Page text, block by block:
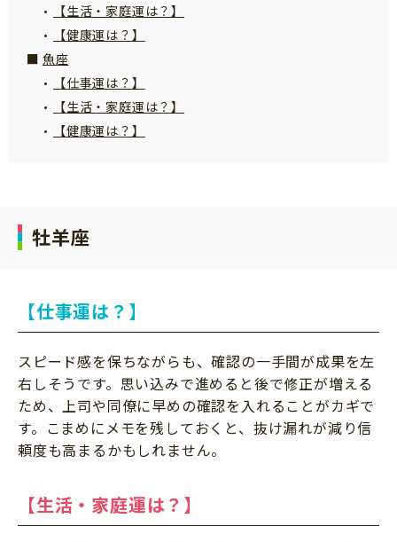
【生活・家庭運は？】
【健康運は？】
魚座
【仕事運は？】
【生活・家庭運は？】
【健康運は？】
牡羊座
【仕事運は？】
スピード感を保ちながらも、確認の一手間が成果を左
右しそうです。思い込みで進めると後で修正が増える
ため、上司や同僚に早めの確認を入れることがカギで
す。こまめにメモを残しておくと、抜け漏れが減り信
頼度も高まるかもしれません。
【生活・家庭運は？】